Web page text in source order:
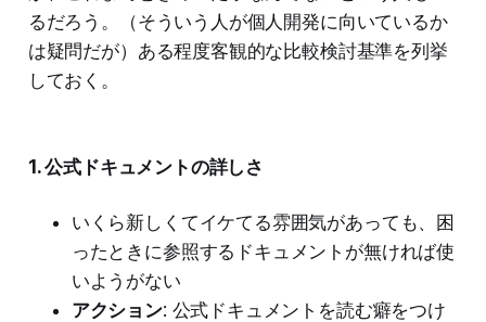
るだろう。（そういう人が個人開発に向いているか
は疑問だが）ある程度客観的な比較検討基準を列挙
しておく。
1. 公式ドキュメントの詳しさ
いくら新しくてイケてる雰囲気があっても、困
ったときに参照するドキュメントが無ければ使
いようがない
アクション: 公式ドキュメントを読む癖をつけ